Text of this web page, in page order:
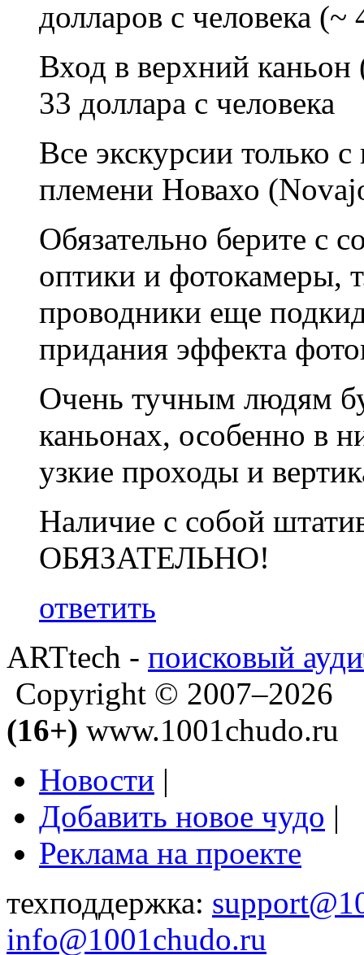
долларов с человека
Вход в верхний
33 доллара с человека
Все экскурсии только
племени Новахо
Обязательно берите с
оптики и фотокамеры,
проводники еще
придания эффекта
Очень тучным людям
каньонах, особенно в
узкие проходы и
Наличие с собой
ОБЯЗАТЕЛЬНО!
ответить
ARTtech - поисковый
Copyright © 2007–2026
(16+) www.1001chudo.ru
Новости |
Добавить новое чудо |
Реклама на проекте
техподдержка:
info@1001chudo.ru